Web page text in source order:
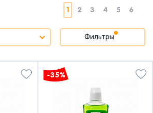
1 2 3 4 5 6
Фильтры
-35%